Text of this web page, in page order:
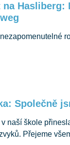
Hasliberg:
Společně
naší škole
Přejeme